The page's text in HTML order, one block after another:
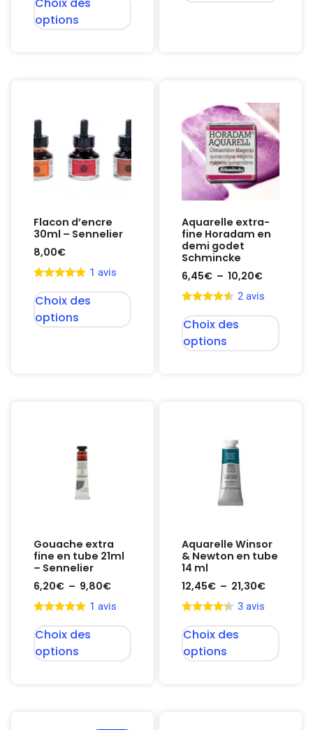
options
Flacon d’encre
30ml – Sennelier
8,00€
1 avis
Choix des
options
Aquarelle extra-
fine Horadam en
demi godet
Schmincke
6,45€ – 10,20€
2 avis
Choix des
options
Gouache extra
fine en tube 21ml
– Sennelier
6,20€ – 9,80€
1 avis
Choix des
options
Aquarelle Winsor
& Newton en tube
14 ml
12,45€ – 21,30€
3 avis
Choix des
options